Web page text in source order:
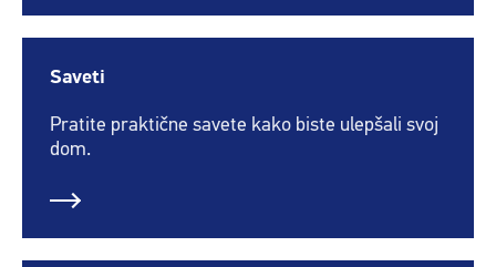
Saveti
Pratite praktične savete kako biste ulepšali svoj
dom.